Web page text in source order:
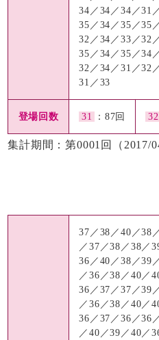
34／34／34／31
35／34／35／35
32／34／33／32
35／34／35／34
32／34／31／32
31／33
登場回数 31 ：87回 32
集計期間：第0001回（2017/
37／38／40／38
／37／38／38／
36／40／38／39
／36／38／40／
36／37／37／39
／36／38／40／
36／37／36／36
／40／39／40／